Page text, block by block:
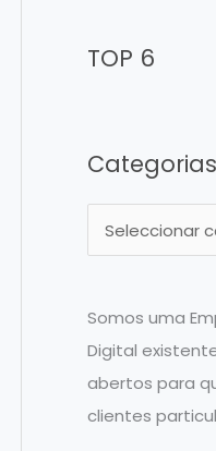
TOP 6
Categorias
a
e
g
o
r
Somos uma
Digital
abertos para
clientes